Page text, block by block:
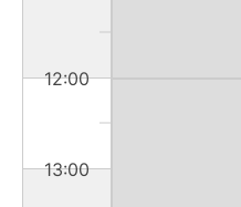
12:00
13:00